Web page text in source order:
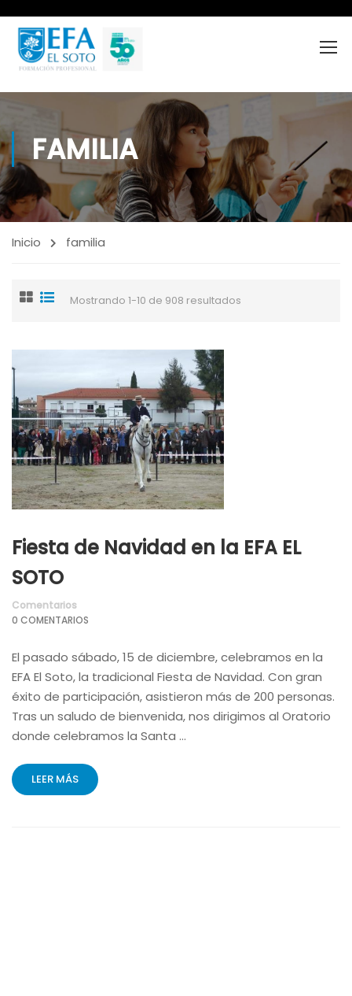
FAMILIA
Inicio familia
Mostrando 1-10 de 908 resultados
Fiesta de Navidad en la EFA EL
SOTO
Comentarios
0 COMENTARIOS
El pasado sábado, 15 de diciembre, celebramos en la
EFA El Soto, la tradicional Fiesta de Navidad. Con gran
éxito de participación, asistieron más de 200 personas.
Tras un saludo de bienvenida, nos dirigimos al Oratorio
donde celebramos la Santa …
LEER MÁS